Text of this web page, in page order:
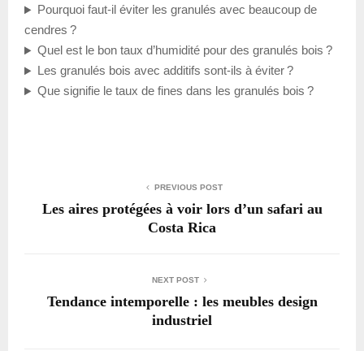
Pourquoi faut-il éviter les granulés avec beaucoup de
cendres ?
Quel est le bon taux d’humidité pour des granulés bois ?
Les granulés bois avec additifs sont-ils à éviter ?
Que signifie le taux de fines dans les granulés bois ?
PREVIOUS POST
Les aires protégées à voir lors d’un safari au
Costa Rica
NEXT POST
Tendance intemporelle : les meubles design
industriel